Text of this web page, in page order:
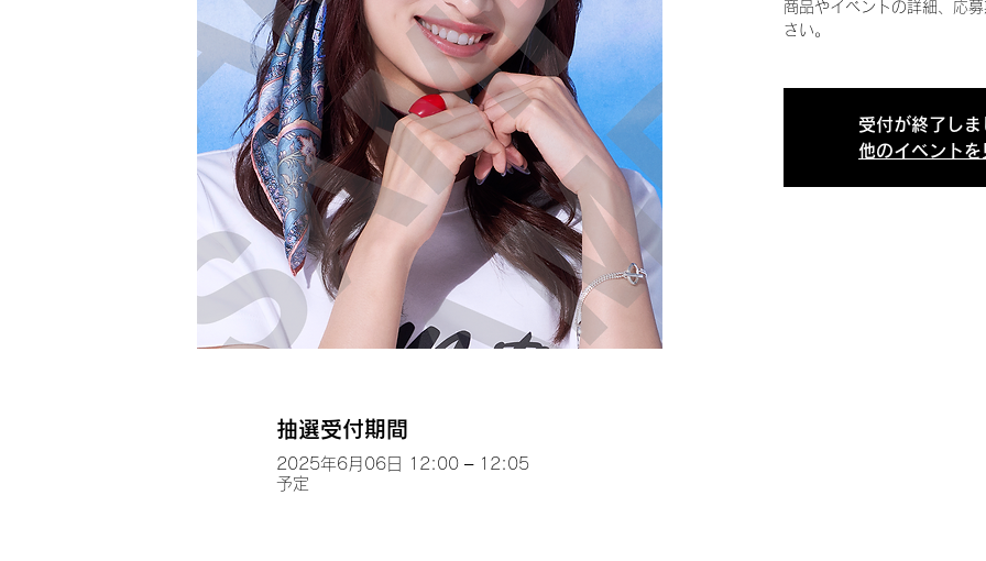
商品やイベントの詳細、応
さい。
受付が終了しま
他のイベントを
抽選受付期間
2025年6月06日 12:00 – 12:05
予定